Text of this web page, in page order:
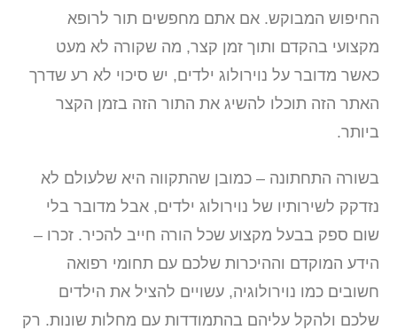
החיפוש המבוקש. אם אתם מחפשים תור לרופא
מקצועי בהקדם ותוך זמן קצר, מה שקורה לא מעט
כאשר מדובר על נוירולוג ילדים, יש סיכוי לא רע שדרך
האתר הזה תוכלו להשיג את התור הזה בזמן הקצר
ביותר.
בשורה התחתונה – כמובן שהתקווה היא שלעולם לא
נזדקק לשירותיו של נוירולוג ילדים, אבל מדובר בלי
שום ספק בבעל מקצוע שכל הורה חייב להכיר. זכרו –
הידע המוקדם וההיכרות שלכם עם תחומי רפואה
חשובים כמו נוירולוגיה, עשויים להציל את הילדים
שלכם ולהקל עליהם בהתמודדות עם מחלות שונות. רק